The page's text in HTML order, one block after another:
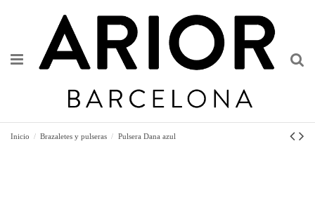
Inicio Brazaletes y pulseras Pulsera Dana azul